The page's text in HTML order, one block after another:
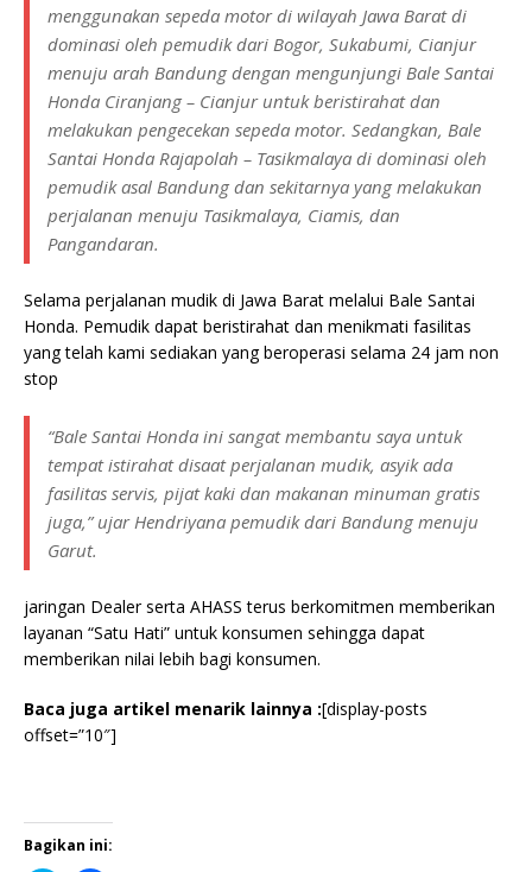
menggunakan sepeda motor di wilayah Jawa Barat di
dominasi oleh pemudik dari Bogor, Sukabumi, Cianjur
menuju arah Bandung dengan mengunjungi Bale Santai
Honda Ciranjang – Cianjur untuk beristirahat dan
melakukan pengecekan sepeda motor. Sedangkan, Bale
Santai Honda Rajapolah – Tasikmalaya di dominasi oleh
pemudik asal Bandung dan sekitarnya yang melakukan
perjalanan menuju Tasikmalaya, Ciamis, dan
Pangandaran.
Selama perjalanan mudik di Jawa Barat melalui Bale Santai
Honda. Pemudik dapat beristirahat dan menikmati fasilitas
yang telah kami sediakan yang beroperasi selama 24 jam non
stop
“Bale Santai Honda ini sangat membantu saya untuk
tempat istirahat disaat perjalanan mudik, asyik ada
fasilitas servis, pijat kaki dan makanan minuman gratis
juga,” ujar Hendriyana pemudik dari Bandung menuju
Garut.
jaringan Dealer serta AHASS terus berkomitmen memberikan
layanan “Satu Hati” untuk konsumen sehingga dapat
memberikan nilai lebih bagi konsumen.
Baca juga artikel menarik lainnya :[display-posts
offset=”10″]
Bagikan ini: